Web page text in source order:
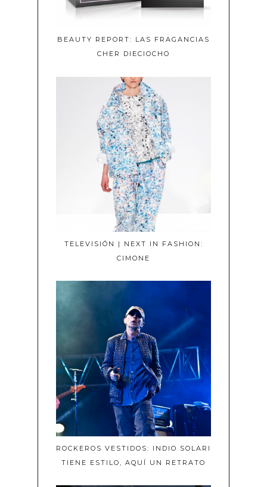
BEAUTY REPORT: LAS FRAGANCIAS
CHER DIECIOCHO
TELEVISIÓN | NEXT IN FASHION:
CIMONE
ROCKEROS VESTIDOS: INDIO SOLARI
TIENE ESTILO, AQUÍ UN RETRATO